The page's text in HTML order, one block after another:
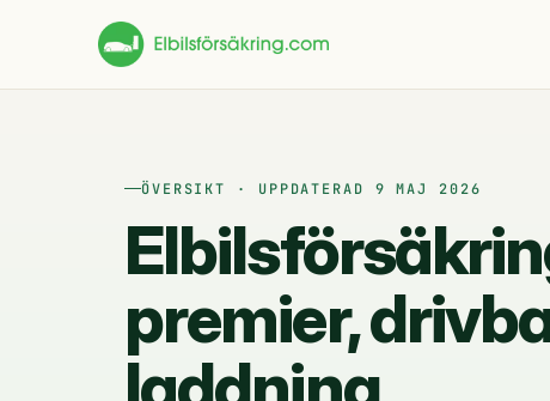
ÖVERSIKT · UPPDATERAD 9 MAJ 2026
premier,